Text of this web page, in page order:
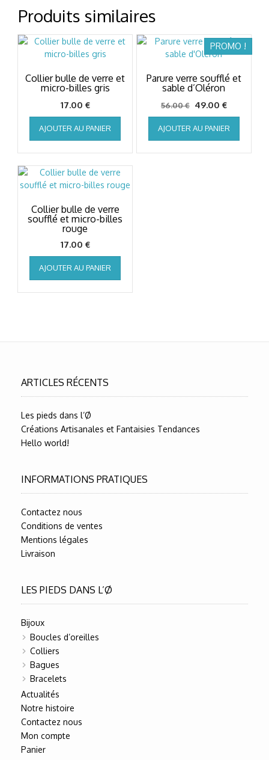
Produits similaires
Collier bulle de verre et
micro-billes gris
17.00 €
AJOUTER AU PANIER
PROMO !
Parure verre soufflé et
sable d’Oléron
56.00€ Le
prix
initial
était :
56.00 €.
49.00 €Le
prix
actuel
est :
49.00 €.
AJOUTER AU PANIER
Collier bulle de verre
soufflé et micro-billes
rouge
17.00 €
AJOUTER AU PANIER
ARTICLES RÉCENTS
Les pieds dans l’Ø
Créations Artisanales et Fantaisies Tendances
Hello world!
INFORMATIONS PRATIQUES
Contactez nous
Conditions de ventes
Mentions légales
Livraison
LES PIEDS DANS L’Ø
Bijoux
Boucles d’oreilles
Colliers
Bagues
Bracelets
Actualités
Notre histoire
Contactez nous
Mon compte
Panier